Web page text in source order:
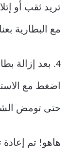
تريد ثقب أو
مع البطارية
4. بعد إزالة
اضغط مع
حتى تومض